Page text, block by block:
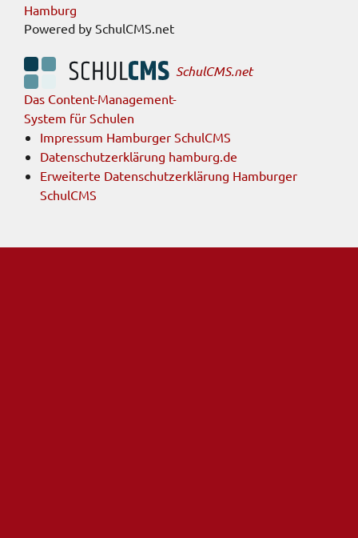
Hamburg
Powered by SchulCMS.net
SchulCMS.net
Das Content-Management-
System für Schulen
Impressum Hamburger SchulCMS
Datenschutzerklärung hamburg.de
Erweiterte Datenschutzerklärung Hamburger
SchulCMS